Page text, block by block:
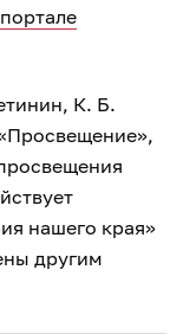
портале
К. Б.
нашего края»
другим